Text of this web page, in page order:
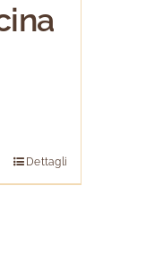
Dettagli